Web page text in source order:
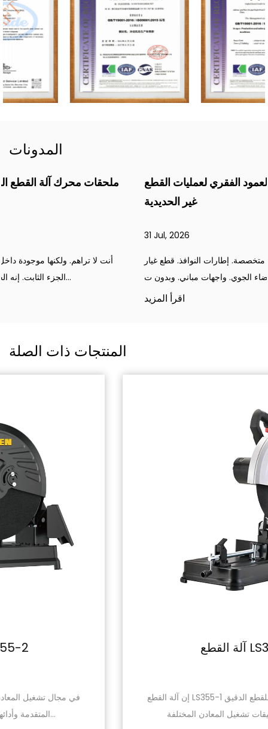
المدونات
آلة نشر الألمنيوم الصناعية: العمود الفقري لعمليات القطع
يتطلب تصنيع الألمنيوم معدات قطع متخصصة. إطارات النوافذ. قطع غيار
السيارات. مكونات الفضاء الجوي. واجهات مباني. وبدون ت...
المنتجات ذات الصلة
إن آلة القطع LS355-1 هي أداة حديثة مصممة للقطع الدقيق
والمتانة في تطبيقات تشغيل المعادن المختلفة....